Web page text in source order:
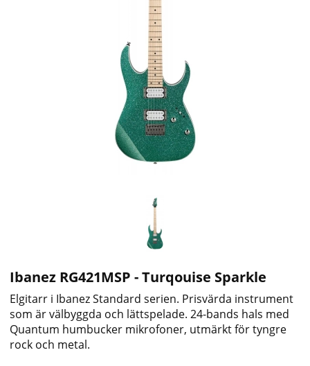
Ibanez RG421MSP - Turqouise Sparkle
Elgitarr i Ibanez Standard serien. Prisvärda instrument
som är välbyggda och lättspelade. 24-bands hals med
Quantum humbucker mikrofoner, utmärkt för tyngre
rock och metal.